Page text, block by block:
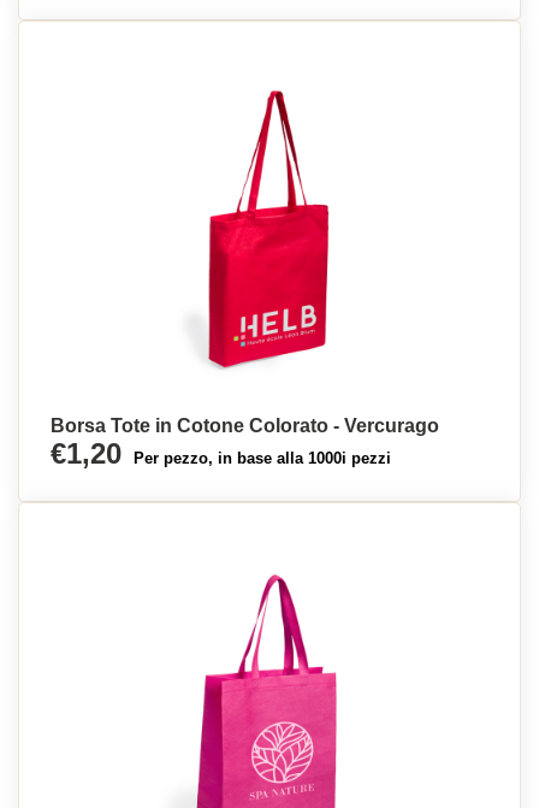
Borsa Tote in Cotone Colorato - Vercurago
€1,20 Per pezzo, in base alla 1000i pezzi